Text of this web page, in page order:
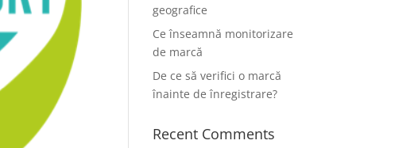
geografice
Ce înseamnă monitorizare
de marcă
De ce să verifici o marcă
înainte de înregistrare?
Recent Comments